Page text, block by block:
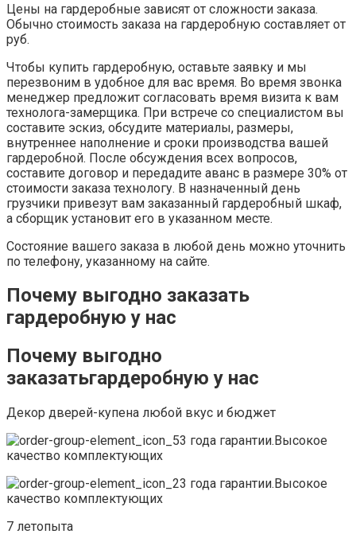
Цены на гардеробные зависят от сложности заказа.
Обычно стоимость заказа на гардеробную составляет от
руб.
Чтобы купить гардеробную, оставьте заявку и мы
перезвоним в удобное для вас время. Во время звонка
менеджер предложит согласовать время визита к вам
технолога-замерщика. При встрече со специалистом вы
составите эскиз, обсудите материалы, размеры,
внутреннее наполнение и сроки производства вашей
гардеробной. После обсуждения всех вопросов,
составите договор и передадите аванс в размере 30% от
стоимости заказа технологу. В назначенный день
грузчики привезут вам заказанный гардеробный шкаф,
а сборщик установит его в указанном месте.
Состояние вашего заказа в любой день можно уточнить
по телефону, указанному на сайте.
Почему выгодно заказать
гардеробную у нас
Почему выгодно
заказатьгардеробную у нас
Декор дверей-купена любой вкус и бюджет
3 года гарантии.Высокое
качество комплектующих
3 года гарантии.Высокое
качество комплектующих
7 летопыта